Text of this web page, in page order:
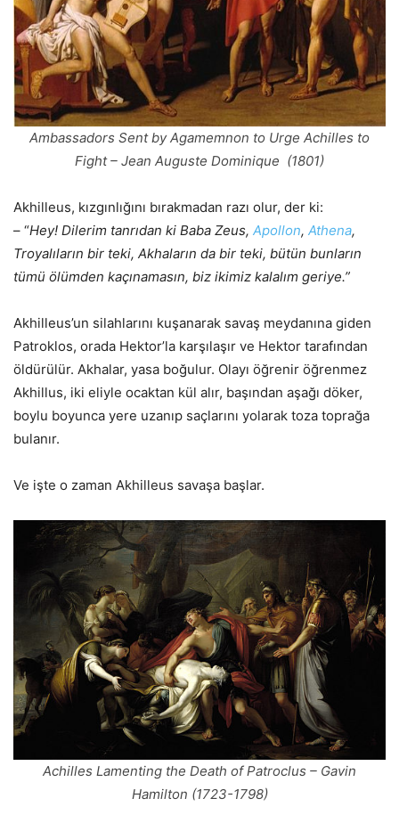
Ambassadors Sent by Agamemnon to Urge Achilles to
Fight – Jean Auguste Dominique (1801)
Akhilleus, kızgınlığını bırakmadan razı olur, der ki:
– “Hey! Dilerim tanrıdan ki Baba Zeus, Apollon, Athena,
Troyalıların bir teki, Akhaların da bir teki, bütün bunların
tümü ölümden kaçınamasın, biz ikimiz kalalım geriye.”
Akhilleus’un silahlarını kuşanarak savaş meydanına giden
Patroklos, orada Hektor’la karşılaşır ve Hektor tarafından
öldürülür. Akhalar, yasa boğulur. Olayı öğrenir öğrenmez
Akhillus, iki eliyle ocaktan kül alır, başından aşağı döker,
boylu boyunca yere uzanıp saçlarını yolarak toza toprağa
bulanır.
Ve işte o zaman Akhilleus savaşa başlar.
Achilles Lamenting the Death of Patroclus – Gavin
Hamilton (1723-1798)